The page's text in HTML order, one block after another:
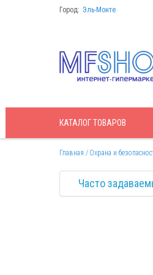
Город: Эль-Монте
КАТАЛОГТОВАРОВ
Главная Охрана и
Часто